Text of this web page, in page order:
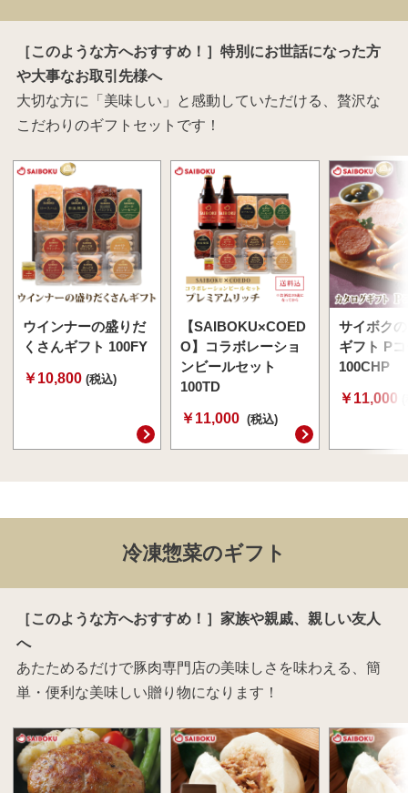
［このような方へおすすめ！］特別にお世話になった方
や大事なお取引先様へ
大切な方に「美味しい」と感動していただける、贅沢な
こだわりのギフトセットです！
ウインナーの盛りだ
くさんギフト 100FY
￥10,800 (税込)
【SAIBOKU×COED
O】コラボレーショ
ンビールセット
100TD
￥11,000 (税込)
サイボク
ギフト P
100CHP
￥11,000
冷凍惣菜のギフト
［このような方へおすすめ！］家族や親戚、親しい友人
へ
あたためるだけで豚肉専門店の美味しさを味わえる、簡
単・便利な美味しい贈り物になります！